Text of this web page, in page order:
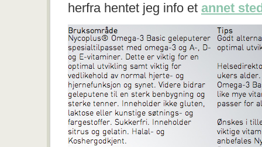
herfra hentet jeg info et annet